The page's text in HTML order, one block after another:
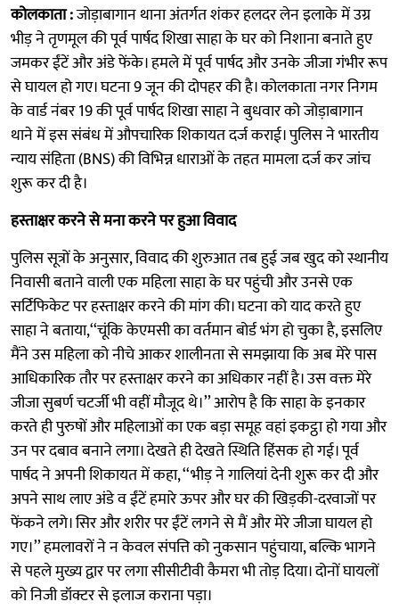
कोलकाता :जोड़ाबागान थाना अंतर्गत शंकर हलदर लेन इलाके में उग्र
भीड़ ने तृणमूल की पूर्व पार्षद शिखा साहा के घर को निशाना बनाते हुए
जमकर ईंटें और अंडे फेंके। हमले में पूर्व पार्षद और उनके जीजा गंभीर रूप
से घायल हो गए। घटना 9 जून की दोपहर की है। कोलकाता नगर निगम
के वार्ड नंबर 19 की पूर्व पार्षद शिखा साहा ने बुधवार को जोड़ाबागान
थाने में इस संबंध में औपचारिक शिकायत दर्ज कराई। पुलिस ने भारतीय
न्याय संहिता (BNS) की विभिन्न धाराओं के तहत मामला दर्ज कर जांच
शुरू कर दी है।
हस्ताक्षर करने से मना करने पर हुआ विवाद
पुलिस सूत्रों के अनुसार, विवाद की शुरुआत तब हुई जब खुद को स्थानीय
निवासी बताने वाली एक महिला साहा के घर पहुंची और उनसे एक
सर्टिफिकेट पर हस्ताक्षर करने की मांग की। घटना को याद करते हुए
साहा ने बताया,‘‘चूंकि केएमसी का वर्तमान बोर्ड भंग हो चुका है, इसलिए
मैंने उस महिला को नीचे आकर शालीनता से समझाया कि अब मेरे पास
आधिकारिक तौर पर हस्ताक्षर करने का अधिकार नहीं है। उस वक्त मेरे
जीजा सुबर्ण चटर्जी भी वहीं मौजूद थे।’’ आरोप है कि साहा के इनकार
करते ही पुरुषों और महिलाओं का एक बड़ा समूह वहां इकट्ठा हो गया और
उन पर दबाव बनाने लगा। देखते ही देखते स्थिति हिंसक हो गई। पूर्व
पार्षद ने अपनी शिकायत में कहा, ‘‘भीड़ ने गालियां देनी शुरू कर दी और
अपने साथ लाए अंडे व ईंटें हमारे ऊपर और घर की खिड़की-दरवाजों पर
फेंकने लगे। सिर और शरीर पर ईंटें लगने से मैं और मेरे जीजा घायल हो
गए।’’ हमलावरों ने न केवल संपत्ति को नुकसान पहुंचाया, बल्कि भागने
से पहले मुख्य द्वार पर लगा सीसीटीवी कैमरा भी तोड़ दिया। दोनों घायलों
को निजी डॉक्टर से इलाज कराना पड़ा।